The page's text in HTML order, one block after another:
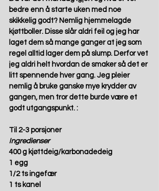
bedre enn å starte uken med noe
skikkelig godt? Nemlig hjemmelagde
kjøttboller. Disse slår aldri feil og jeg har
laget dem så mange ganger at jeg som
regel alltid lager dem på slump. Derfor vet
jeg aldri helt hvordan de smaker så det er
litt spennende hver gang. Jeg pleier
nemlig å bruke ganske mye krydder av
gangen, men tror dette burde være et
godt utgangspunkt. :
Til 2-3 porsjoner
Ingredienser
400 g kjøttdeig/karbonadedeig
1 egg
1/2 ts ingefær
1 ts kanel